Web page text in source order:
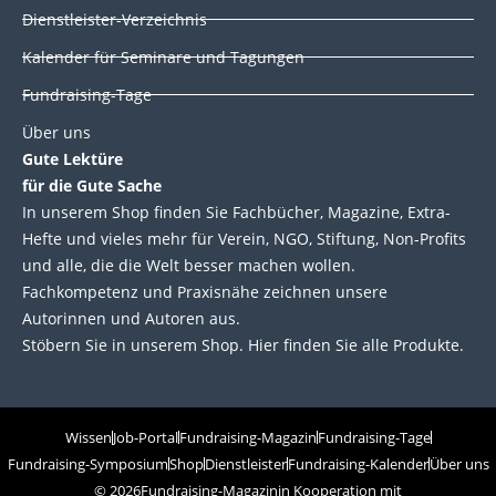
Dienstleister-Verzeichnis
Kalender für Seminare und Tagungen
Fundraising-Tage
Über uns
Gute Lektüre
für die Gute Sache
In unserem Shop finden Sie Fachbücher, Magazine, Extra-
Hefte und vieles mehr für Verein, NGO, Stiftung, Non-Profits
und alle, die die Welt besser machen wollen.
Fachkompetenz und Praxisnähe zeichnen unsere
Autorinnen und Autoren aus.
Stöbern Sie in unserem Shop. Hier finden Sie alle Produkte.
WissenJob-PortalFundraising-MagazinFundraising-Tage
Fundraising-SymposiumShopDienstleisterFundraising-KalenderÜber uns
© 2026Fundraising-Magazinin Kooperation mit